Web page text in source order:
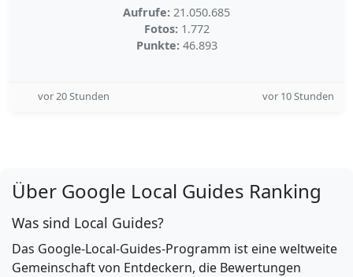
Aufrufe: 21.050.685
Fotos: 1.772
Punkte: 46.893
vor 20 Stunden vor 10 Stunden
Über Google Local Guides Ranking
Was sind Local Guides?
Das Google-Local-Guides-Programm ist eine weltweite
Gemeinschaft von Entdeckern, die Bewertungen